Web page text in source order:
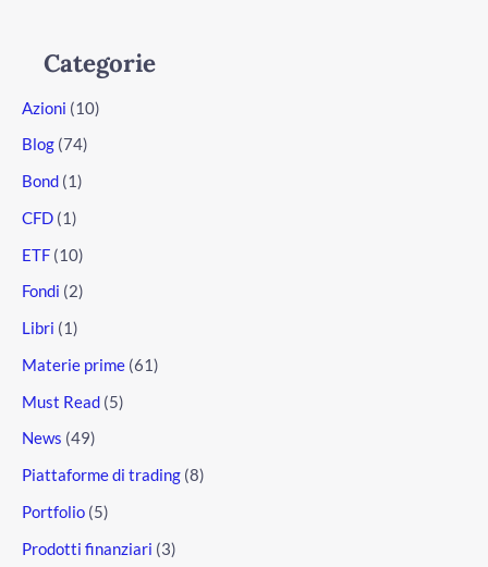
Categorie
Azioni (10)
Blog (74)
Bond (1)
CFD (1)
ETF (10)
Fondi (2)
Libri (1)
Materie prime (61)
Must Read (5)
News (49)
Piattaforme di trading (8)
Portfolio (5)
Prodotti finanziari (3)